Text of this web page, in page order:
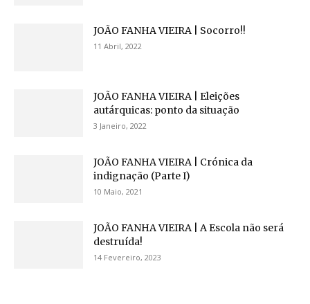
JOÃO FANHA VIEIRA | Socorro!!
11 Abril, 2022
JOÃO FANHA VIEIRA | Eleições
autárquicas: ponto da situação
3 Janeiro, 2022
JOÃO FANHA VIEIRA | Crónica da
indignação (Parte I)
10 Maio, 2021
JOÃO FANHA VIEIRA | A Escola não será
destruída!
14 Fevereiro, 2023